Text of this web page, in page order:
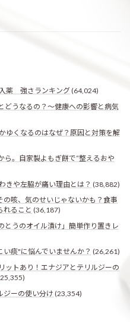
入薬 強さランキング(64,024)
どうなるの？〜健康への影響と病気
ゆくなるのはなぜ？原因と対策を解
ら。自家製よもぎ餅で“整えるおや
きや左脇が痛い理由とは？ (38,882)
の咳、気のせいじゃないかも？食事
れること (36,187)
とうのオイル漬け」簡単作り置きレ
い痰"に悩んでいませんか？ (26,261)
ットあり！エナジアとテリルジーの
ジーの使い分け (23,354)